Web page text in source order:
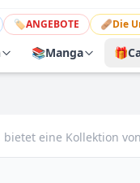
🏷ANGEBOTE 🩹Die
📚Manga 🎁
eine Kollektion